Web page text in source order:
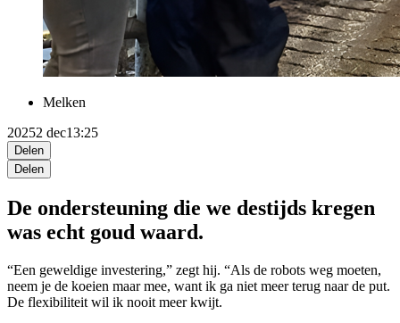
Melken
20252 dec13:25
Delen
Delen
De ondersteuning die we destijds kregen
was echt goud waard.
“Een geweldige investering,” zegt hij. “Als de robots weg moeten,
neem je de koeien maar mee, want ik ga niet meer terug naar de put.
De flexibiliteit wil ik nooit meer kwijt.